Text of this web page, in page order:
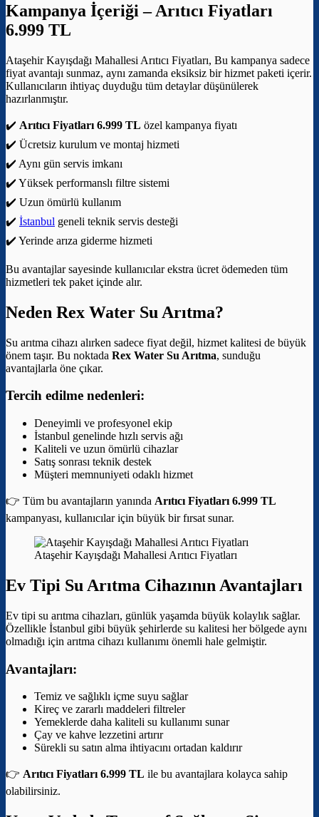
Kampanya İçeriği –Arıtıcı Fiyatları
6.999 TL
Ataşehir Kayışdağı Mahallesi Arıtıcı Fiyatları, Bu kampanya sadece
fiyat avantajı sunmaz, aynı zamanda eksiksiz bir hizmet paketi içerir.
Kullanıcıların ihtiyaç duyduğu tüm detaylar düşünülerek
hazırlanmıştır.
✔️ Arıtıcı Fiyatları 6.999 TL özel kampanya fiyatı
✔️ Ücretsiz kurulum ve montaj hizmeti
✔️ Aynı gün servis imkanı
✔️ Yüksek performanslı filtre sistemi
✔️ Uzun ömürlü kullanım
✔️ İstanbul geneli teknik servis desteği
✔️ Yerinde arıza giderme hizmeti
Bu avantajlar sayesinde kullanıcılar ekstra ücret ödemeden tüm
hizmetleri tek paket içinde alır.
Neden Rex Water Su Arıtma?
Su arıtma cihazı alırken sadece fiyat değil, hizmet kalitesi de büyük
önem taşır. Bu noktada Rex Water Su Arıtma, sunduğu
avantajlarla öne çıkar.
Tercih edilme nedenleri:
Deneyimli ve profesyonel ekip
İstanbul genelinde hızlı servis ağı
Kaliteli ve uzun ömürlü cihazlar
Satış sonrası teknik destek
Müşteri memnuniyeti odaklı hizmet
👉 Tüm bu avantajların yanında Arıtıcı Fiyatları 6.999 TL
kampanyası, kullanıcılar için büyük bir fırsat sunar.
Ataşehir Kayışdağı Mahallesi Arıtıcı Fiyatları
Ev Tipi Su Arıtma Cihazının Avantajları
Ev tipi su arıtma cihazları, günlük yaşamda büyük kolaylık sağlar.
Özellikle İstanbul gibi büyük şehirlerde su kalitesi her bölgede aynı
olmadığı için arıtma cihazı kullanımı önemli hale gelmiştir.
Avantajları:
Temiz ve sağlıklı içme suyu sağlar
Kireç ve zararlı maddeleri filtreler
Yemeklerde daha kaliteli su kullanımı sunar
Çay ve kahve lezzetini artırır
Sürekli su satın alma ihtiyacını ortadan kaldırır
👉 Arıtıcı Fiyatları 6.999 TL ile bu avantajlara kolayca sahip
olabilirsiniz.